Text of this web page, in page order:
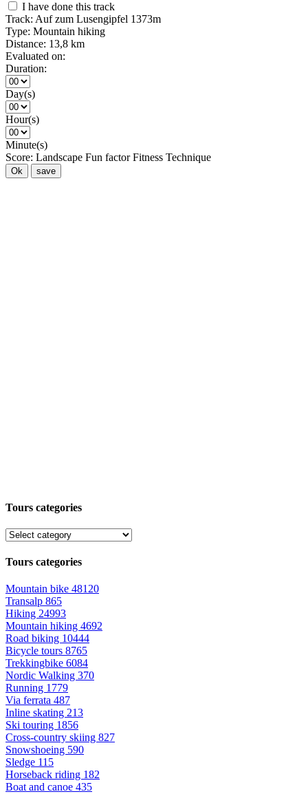
I have done this track
Track: Auf zum Lusengipfel 1373m
Type: Mountain hiking
Distance: 13,8 km
Evaluated on:
Duration:
Day(s)
Hour(s)
Minute(s)
Score: Landscape Fun factor Fitness Technique
Ok save
Tours categories
Tours categories
Mountain bike 48120
Transalp 865
Hiking 24993
Mountain hiking 4692
Road biking 10444
Bicycle tours 8765
Trekkingbike 6084
Nordic Walking 370
Running 1779
Via ferrata 487
Inline skating 213
Ski touring 1856
Cross-country skiing 827
Snowshoeing 590
Sledge 115
Horseback riding 182
Boat and canoe 435